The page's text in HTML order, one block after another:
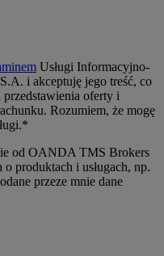
Usługi Informacyjno-
i akceptuję jego treść, co
oferty i
Rozumiem, że mogę
od OANDA TMS Brokers
produktach i usługach, np.
przeze mnie dane